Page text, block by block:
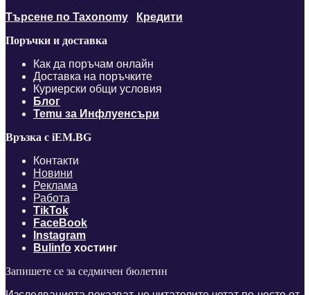
Търсене по Taxonomy
Кредити
Поръчки и доставка
Как да поръчам онлайн
Доставка на поръчките
Куриерски общи условия
Блог
Temu за Инфлуенсъри
Връзка с iEM.BG
Контакти
Новини
Реклама
Работа
TikTok
FaceBook
Instagram
Bulinfo хостинг
Запишете се за седмичен бюлетин